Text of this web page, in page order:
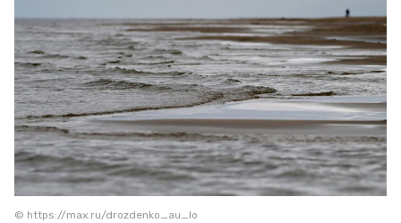
© https://max.ru/drozdenko_au_lo